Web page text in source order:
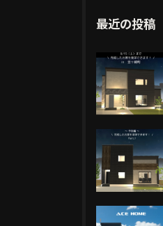
最近の投稿